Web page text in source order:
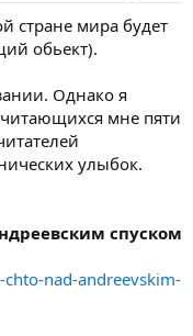
стране мира будет
обьект).
Однако я
мне пяти
улыбок.
спуском
nad-andreevskim-